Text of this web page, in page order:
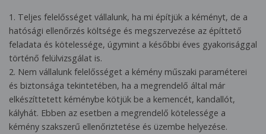
1. Teljes felelősséget vállalunk, ha mi építjük a kéményt, de a
hatósági ellenőrzés költsége és megszervezése az építtető
feladata és kötelessége, úgymint a későbbi éves gyakorisággal
történő felülvizsgálat is.
2. Nem vállalunk felelősséget a kémény műszaki paraméterei
és biztonsága tekintetében, ha a megrendelő által már
elkészíttetett kéménybe kötjük be a kemencét, kandallót,
kályhát. Ebben az esetben a megrendelő kötelessége a
kémény szakszerű ellenőriztetése és üzembe helyezése.